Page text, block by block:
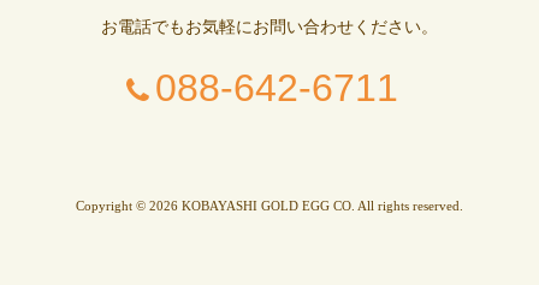
お電話でもお気軽にお問い合わせください。
088-642-6711
Copyright © 2026 KOBAYASHI GOLD EGG CO. All rights reserved.